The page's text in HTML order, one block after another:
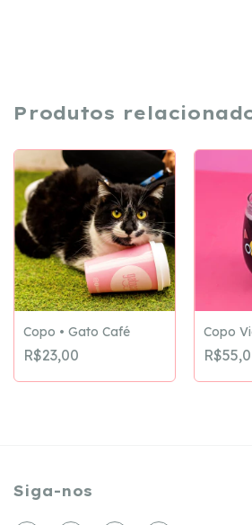
Produtos
Copo • Gato Café
R$23,00
Copo
Siga-nos